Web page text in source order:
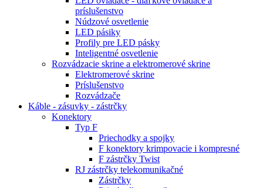
príslušenstvo
Núdzové osvetlenie
LED pásiky
Profily pre LED pásky
Inteligentné osvetlenie
Rozvádzacie skrine a elektromerové skrine
Elektromerové skrine
Príslušenstvo
Rozvádzače
Káble - zásuvky - zástrčky
Konektory
Typ F
Priechodky a spojky
F konektory krimpovacie i kompresné
F zástrčky Twist
RJ zástrčky telekomunikačné
Zástrčky